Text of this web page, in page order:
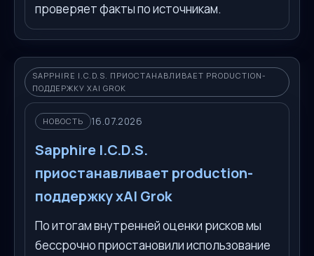
проверяет факты по источникам.
SAPPHIRE I.C.D.S. ПРИОСТАНАВЛИВАЕТ PRODUCTION-
ПОДДЕРЖКУ XAI GROK
НОВОСТЬ 16.07.2026
Sapphire I.C.D.S.
приостанавливает production-
поддержку xAI Grok
По итогам внутренней оценки рисков мы
бессрочно приостановили использование